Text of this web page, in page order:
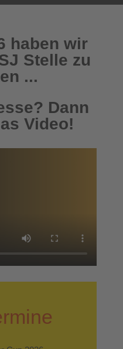
haben wir
Stelle zu
...
Dann
Video!